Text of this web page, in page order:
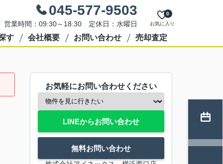
045-577-9503
営業時間：09:30～18:30 定休日：水曜日 お気に入り
0
す 会社概要 お問い合わせ 売却査定
お気軽にお問い合わせください
LINEからお問い合わせ
無料お問い合わせ